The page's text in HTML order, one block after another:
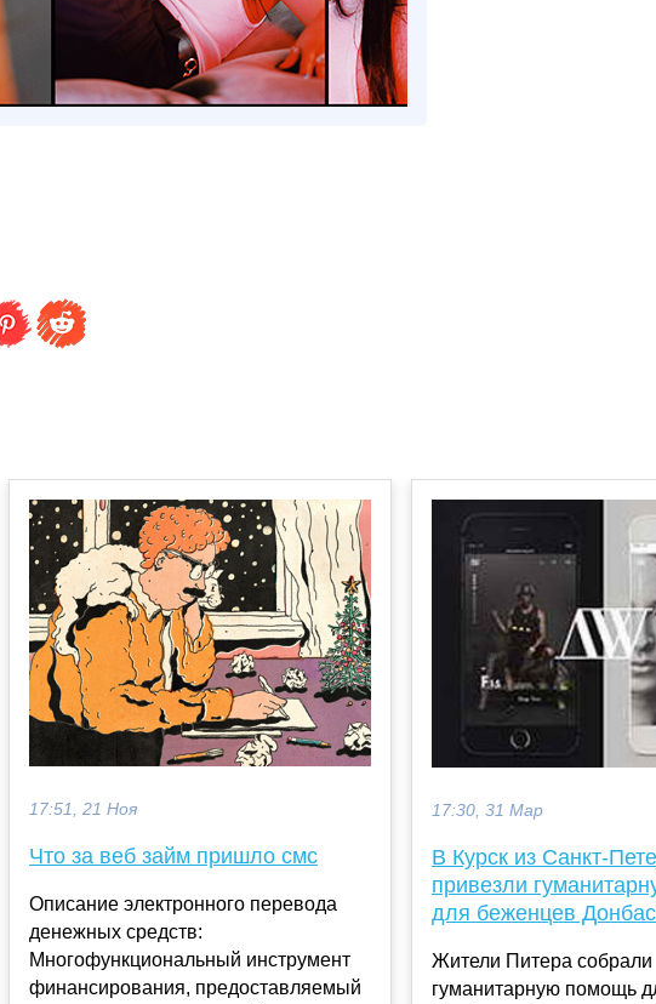
17:51, 21 Ноя
Что за веб займ пришло смс
Описание электронного перевода
денежных средств:
Многофункциональный инструмент
финансирования, предоставляемый
17:30, 31 Мар
В Курск из Санкт-
привезли
для беженцев
Жители Питера собрали
гуманитарную помощь